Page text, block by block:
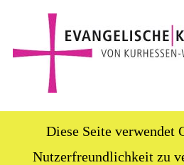
Diese Seite verwendet
Nutzerfreundlichkeit zu